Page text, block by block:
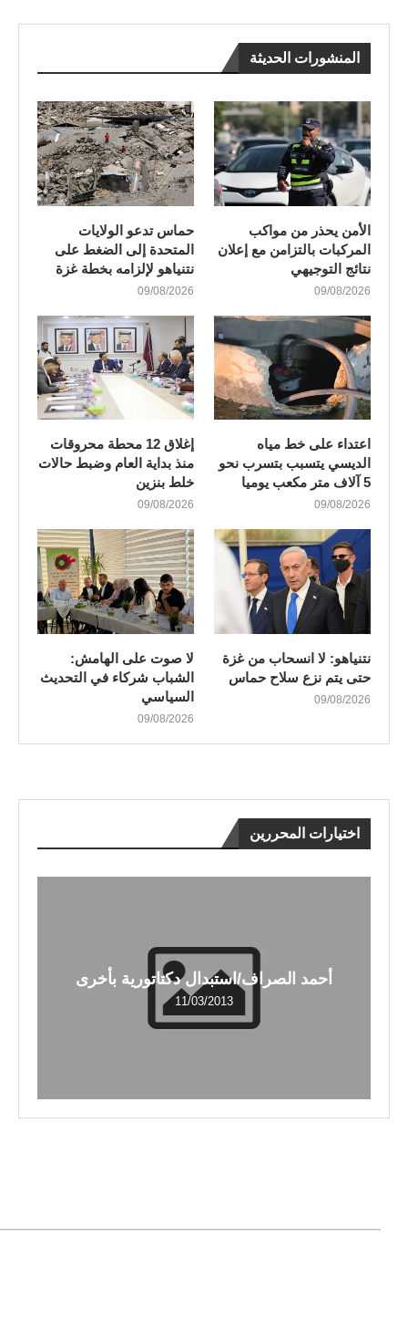
المنشورات الحديثة
الأمن يحذر من مواكب
المركبات بالتزامن مع إعلان
نتائج التوجيهي
09/08/2026
حماس تدعو الولايات
المتحدة إلى الضغط على
نتنياهو لإلزامه بخطة غزة
09/08/2026
اعتداء على خط مياه
الديسي يتسبب بتسرب نحو
5 آلاف متر مكعب يوميا
09/08/2026
إغلاق 12 محطة محروقات
منذ بداية العام وضبط حالات
خلط بنزين
09/08/2026
نتنياهو: لا انسحاب من غزة
حتى يتم نزع سلاح حماس
09/08/2026
لا صوت على الهامش:
الشباب شركاء في التحديث
السياسي
09/08/2026
اختيارات المحررين
أحمد الصراف/استبدال دكتاتورية بأخرى
11/03/2013